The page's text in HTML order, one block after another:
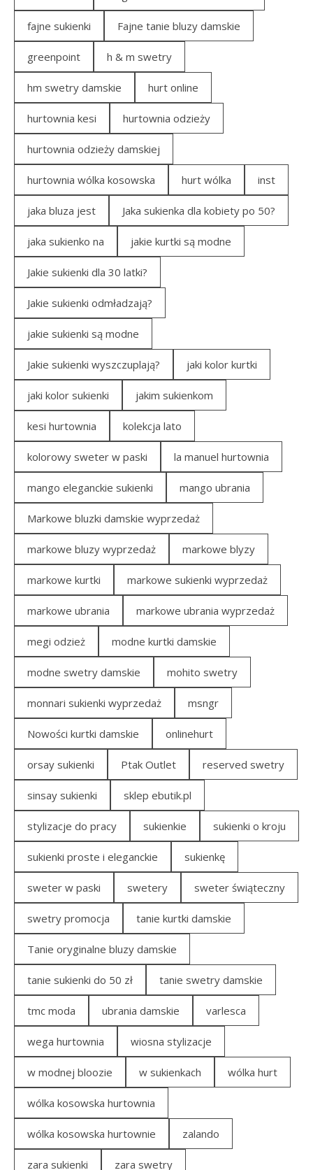
fajne sukienki Fajne tanie bluzy damskie
greenpoint h & m swetry
hm swetry damskie hurt online
hurtownia kesi hurtownia odzieży
hurtownia odzieży damskiej
hurtownia wólka kosowska hurt wólka inst
jaka bluza jest Jaka sukienka dla kobiety po 50?
jaka sukienko na jakie kurtki są modne
Jakie sukienki dla 30 latki?
Jakie sukienki odmładzają?
jakie sukienki są modne
Jakie sukienki wyszczuplają? jaki kolor kurtki
jaki kolor sukienki jakim sukienkom
kesi hurtownia kolekcja lato
kolorowy sweter w paski la manuel hurtownia
mango eleganckie sukienki mango ubrania
Markowe bluzki damskie wyprzedaż
markowe bluzy wyprzedaż markowe blyzy
markowe kurtki markowe sukienki wyprzedaż
markowe ubrania markowe ubrania wyprzedaż
megi odzież modne kurtki damskie
modne swetry damskie mohito swetry
monnari sukienki wyprzedaż msngr
Nowości kurtki damskie onlinehurt
orsay sukienki Ptak Outlet reserved swetry
sinsay sukienki sklep ebutik.pl
stylizacje do pracy sukienkie sukienki o kroju
sukienki proste i eleganckie sukienkę
sweter w paski swetery sweter świąteczny
swetry promocja tanie kurtki damskie
Tanie oryginalne bluzy damskie
tanie sukienki do 50 zł tanie swetry damskie
tmc moda ubrania damskie varlesca
wega hurtownia wiosna stylizacje
w modnej bloozie w sukienkach wólka hurt
wólka kosowska hurtownia
wólka kosowska hurtownie zalando
zara sukienki zara swetry